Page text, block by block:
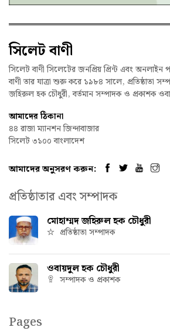
সিলেট বাণী
সিলেট বাণী সিলেটের জনপ্রিয় প্রিন্ট এবং অনলাইন
বাণী তার যাত্রা শুরু করে ১৯৮৪ সালে, প্রতিষ্ঠাতা
জহিরুল হক চৌধুরী, বর্তমান সম্পাদক ও প্রকাশক
আমাদের ঠিকানা
৪৪ রাজা ম্যানশন জিন্দাবাজার
সিলেট ৩১০০ বাংলাদেশ
আমাদের অনুসরণ করুন:
প্রতিষ্ঠাতার এবং সম্পাদক
মোহাম্মদ জহিরুল হক চৌধুরী
প্রতিষ্ঠাতা সম্পাদক
ওবায়দুল হক চৌধুরী
সম্পাদক ও প্রকাশক
Pages